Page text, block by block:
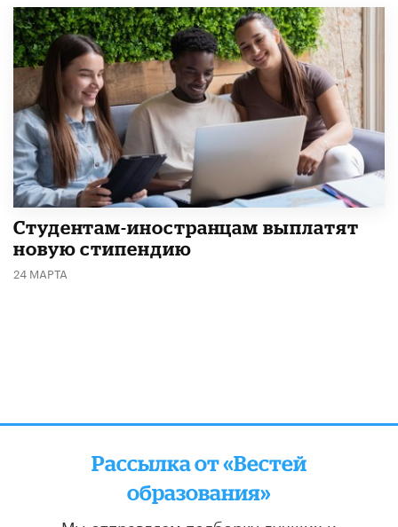
Студентам-иностранцам выплатят
новую стипендию
24 МАРТА
Рассылка от «Вестей
образования»